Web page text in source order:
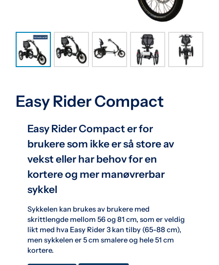
Easy Rider Compact
Easy Rider Compact er for
brukere som ikke er så store av
vekst eller har behov for en
kortere og mer manøvrerbar
sykkel
Sykkelen kan brukes av brukere med
skrittlengde mellom 56 og 81 cm, som er veldig
likt med hva Easy Rider 3 kan tilby (65-88 cm),
men sykkelen er 5 cm smalere og hele 51 cm
kortere.